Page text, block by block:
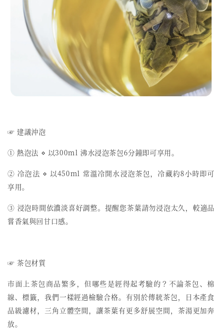
☞ 建議沖泡
① 熱泡法 ⋄ 以300ml 沸水浸泡茶包6分鐘即可享用。
② 冷泡法 ⋄ 以450ml 常溫冷開水浸泡茶包，冷藏約8小時即可
享用。
③ 浸泡時間依濃淡喜好調整。提醒您茶葉請勿浸泡太久，較適品
嘗香氣與回甘口感。
☞ 茶包材質
市面上茶包商品繁多，但哪些是經得起考驗的？不論茶包、棉
線、標籤，我們一樣經過檢驗合格。有別於傳統茶包，日本產食
品級濾材，三角立體空間，讓茶葉有更多舒展空間，茶湯更加奔
放。